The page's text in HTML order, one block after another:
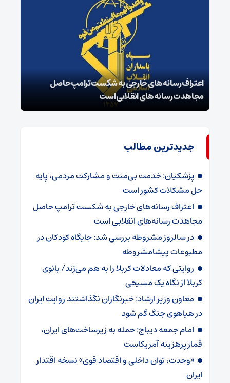
اعتراف رسانه‌های خارجی به شکست ترامپ حاصل
مجاهدت رسانه‌های انقلابی است
جدیدترین مطالب
پزشکیان: خدمت بی‌منت و مشارکت مردمی، پایه
حل مشکلات کشور است
اعتراف رسانه‌های خارجی به شکست ترامپ حاصل
مجاهدت رسانه‌های انقلابی است
در سالروز مشروطه بررسی شد: جایگاه کودکان در
مطبوعات پیشامشروطه
روایتی که معادلات کربلا را به هم می‌زند/ بانوی
کربلا از نگاه یک مسیحی
معاون وزیر ارشاد: خبرنگاران نگذاشتند روایت ایران
در هیاهوی جنگ گم شود
امام جمعه دیباج: حمله به زیرساخت‌های ایران،
قمار پرهزینه آمریکاست
«وحدت، توان داخلی و اقتصاد قوی» نسخه اقتدار
ایران